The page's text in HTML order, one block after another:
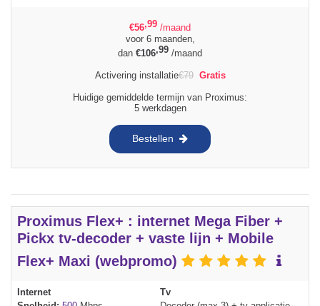
€56,99 /maand
voor 6 maanden,
dan €106,99 /maand
Activering installatie€79 Gratis
Huidige gemiddelde termijn van Proximus:
5 werkdagen
Bestellen
Proximus Flex+ : internet Mega Fiber +
Pickx tv-decoder + vaste lijn + Mobile
Flex+ Maxi (webpromo)
Internet
Tv